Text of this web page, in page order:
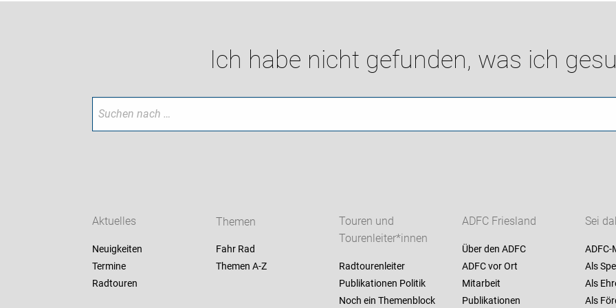
Ich habe nicht gefunden, was ich
Aktuelles
Neuigkeiten
Termine
Radtouren
Themen
Fahr Rad
Themen A-Z
Touren und
Tourenleiter*innen
Radtourenleiter
Publikationen Politik
Noch ein Themenblock
ADFC Friesland
Über den ADFC
ADFC vor Ort
Mitarbeit
Publikationen
Sei
Als
Als
Als